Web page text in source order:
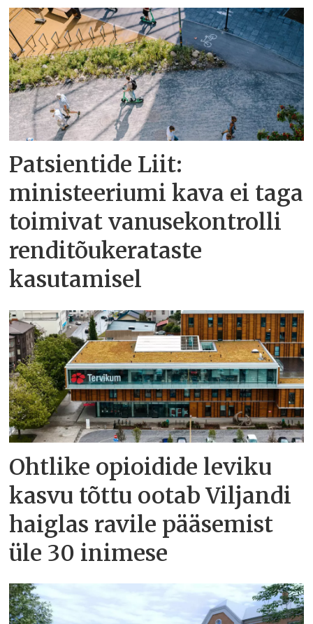
Patsientide Liit:
ministeeriumi kava ei taga
toimivat vanusekontrolli
renditõukerataste
kasutamisel
Ohtlike opioidide leviku
kasvu tõttu ootab Viljandi
haiglas ravile pääsemist
üle 30 inimese